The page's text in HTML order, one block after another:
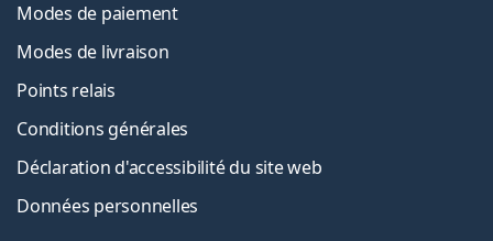
Modes de paiement
Modes de livraison
Points relais
Conditions générales
Déclaration d'accessibilité du site web
Données personnelles